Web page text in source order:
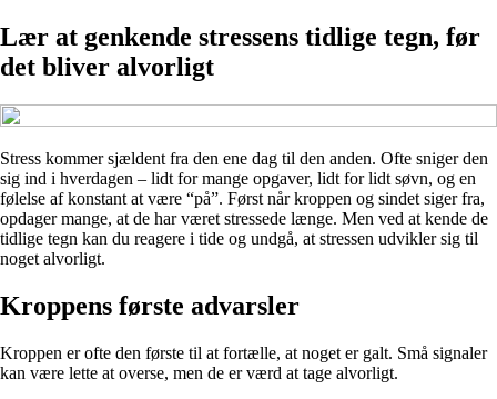
Lær at genkende stressens tidlige tegn, før
det bliver alvorligt
Stress kommer sjældent fra den ene dag til den anden. Ofte sniger den
sig ind i hverdagen – lidt for mange opgaver, lidt for lidt søvn, og en
følelse af konstant at være “på”. Først når kroppen og sindet siger fra,
opdager mange, at de har været stressede længe. Men ved at kende de
tidlige tegn kan du reagere i tide og undgå, at stressen udvikler sig til
noget alvorligt.
Kroppens første advarsler
Kroppen er ofte den første til at fortælle, at noget er galt. Små signaler
kan være lette at overse, men de er værd at tage alvorligt.